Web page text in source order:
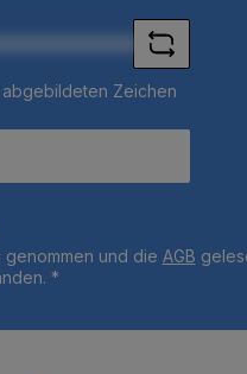
Zeichen
genommen und die AGB
*